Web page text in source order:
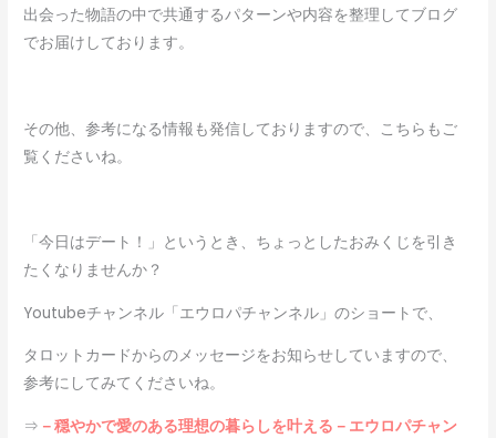
出会った物語の中で共通するパターンや内容を整理してブログ
でお届けしております。
その他、参考になる情報も発信しておりますので、こちらもご
覧くださいね。
「今日はデート！」というとき、ちょっとしたおみくじを引き
たくなりませんか？
Youtubeチャンネル「エウロパチャンネル」のショートで、
タロットカードからのメッセージをお知らせしていますので、
参考にしてみてくださいね。
⇒ －穏やかで愛のある理想の暮らしを叶える－エウロパチャン